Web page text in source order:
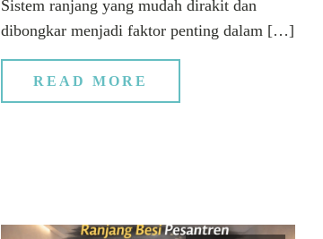
Sistem ranjang yang mudah dirakit dan
dibongkar menjadi faktor penting dalam […]
READ MORE